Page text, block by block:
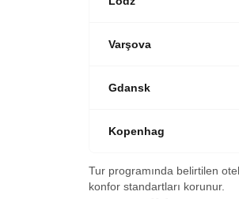
Varşova
Gdansk
Kopenhag
Tur programında belirtilen
konfor standartları korunur.